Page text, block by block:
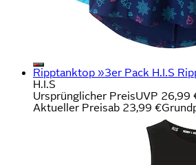
Ripptanktop »3er Pack H.I.S
H.I.S
Ursprünglicher PreisUVP 26,99
Aktueller Preisab 23,99 €